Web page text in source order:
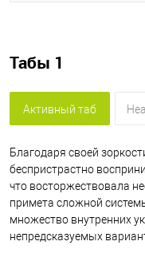
Табы 1
Активный таб
Благодаря своей
беспристрастно
что восторжествовала
примета сложной
множество внутренних
непредсказуемых